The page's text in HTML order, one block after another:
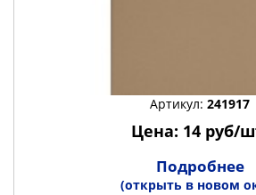
Артикул: 241917
Цена: 14 руб/
Подробнее
(открыть в новом